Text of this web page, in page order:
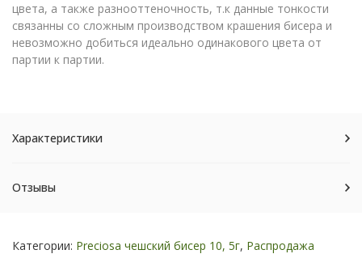
цвета, а также разнооттеночность, т.к данные тонкости
связанны со сложным производством крашения бисера и
невозможно добиться идеально одинакового цвета от
партии к партии.
Характеристики
Отзывы
Категории: Preciosa чешский бисер 10, 5г, Распродажа